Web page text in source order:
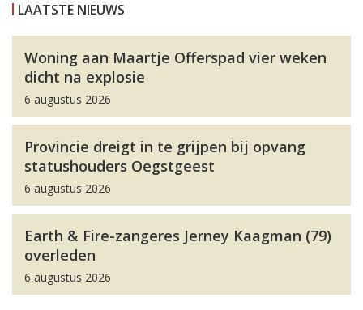
LAATSTE NIEUWS
Woning aan Maartje Offerspad vier weken
dicht na explosie
6 augustus 2026
Provincie dreigt in te grijpen bij opvang
statushouders Oegstgeest
6 augustus 2026
Earth & Fire-zangeres Jerney Kaagman (79)
overleden
6 augustus 2026